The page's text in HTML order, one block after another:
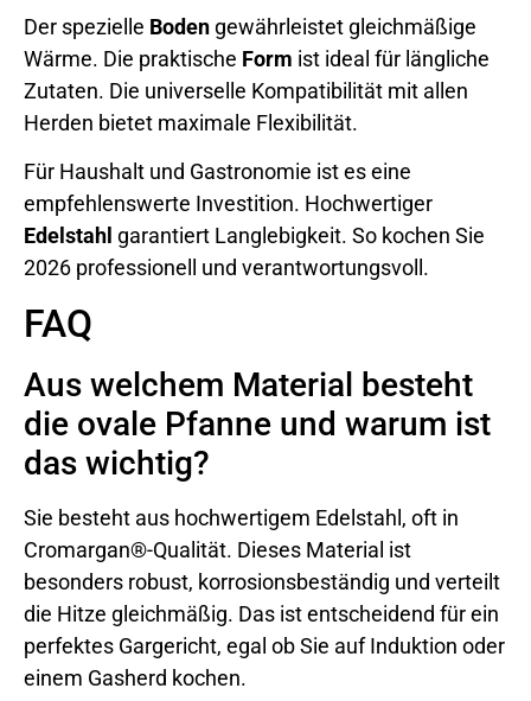
Der spezielle Boden gewährleistet gleichmäßige
Wärme. Die praktische Form ist ideal für längliche
Zutaten. Die universelle Kompatibilität mit allen
Herden bietet maximale Flexibilität.
Für Haushalt und Gastronomie ist es eine
empfehlenswerte Investition. Hochwertiger
Edelstahl garantiert Langlebigkeit. So kochen Sie
2026 professionell und verantwortungsvoll.
FAQ
Aus welchem Material besteht
die ovale Pfanne und warum ist
das wichtig?
Sie besteht aus hochwertigem Edelstahl, oft in
Cromargan®-Qualität. Dieses Material ist
besonders robust, korrosionsbeständig und verteilt
die Hitze gleichmäßig. Das ist entscheidend für ein
perfektes Gargericht, egal ob Sie auf Induktion oder
einem Gasherd kochen.